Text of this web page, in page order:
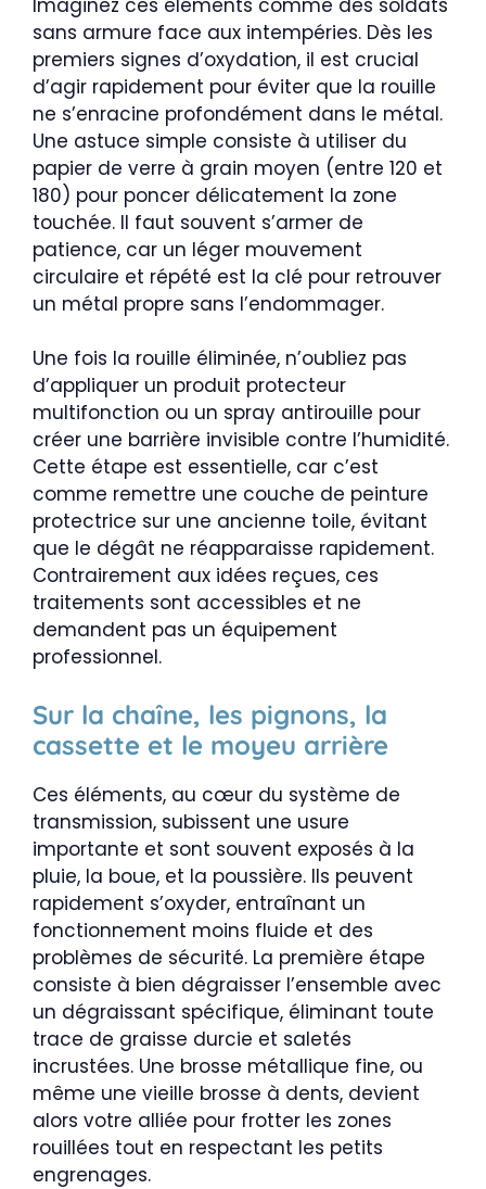
sans armure face aux intempéries. Dès les
premiers signes d’oxydation, il est crucial
d’agir rapidement pour éviter que la rouille
ne s’enracine profondément dans le métal.
Une astuce simple consiste à utiliser du
papier de verre à grain moyen (entre 120 et
180) pour poncer délicatement la zone
touchée. Il faut souvent s’armer de
patience, car un léger mouvement
circulaire et répété est la clé pour retrouver
un métal propre sans l’endommager.
Une fois la rouille éliminée, n’oubliez pas
d’appliquer un produit protecteur
multifonction ou un spray antirouille pour
créer une barrière invisible contre l’humidité.
Cette étape est essentielle, car c’est
comme remettre une couche de peinture
protectrice sur une ancienne toile, évitant
que le dégât ne réapparaisse rapidement.
Contrairement aux idées reçues, ces
traitements sont accessibles et ne
demandent pas un équipement
professionnel.
Sur la chaîne, les pignons, la
cassette et le moyeu arrière
Ces éléments, au cœur du système de
transmission, subissent une usure
importante et sont souvent exposés à la
pluie, la boue, et la poussière. Ils peuvent
rapidement s’oxyder, entraînant un
fonctionnement moins fluide et des
problèmes de sécurité. La première étape
consiste à bien dégraisser l’ensemble avec
un dégraissant spécifique, éliminant toute
trace de graisse durcie et saletés
incrustées. Une brosse métallique fine, ou
même une vieille brosse à dents, devient
alors votre alliée pour frotter les zones
rouillées tout en respectant les petits
engrenages.